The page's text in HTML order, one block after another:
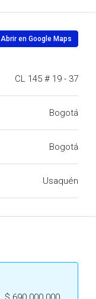
Abrir en Google Maps
CL 145 # 19 - 37
Bogotá
Bogotá
Usaquén